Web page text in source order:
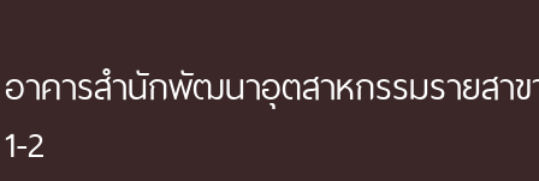
อาคารสำนักพัฒนาอุตสาหกรรมรายสา
1-2